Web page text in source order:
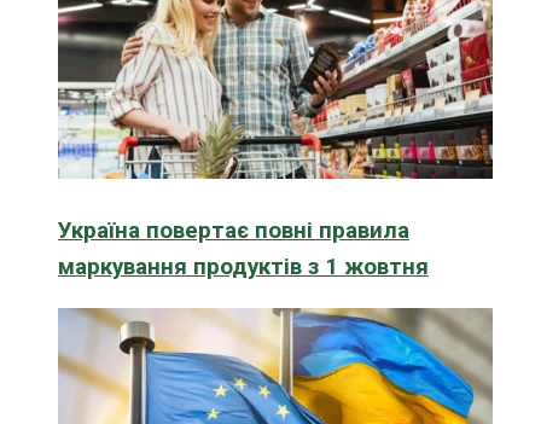
Україна повертає повні правила
маркування продуктів з 1 жовтня